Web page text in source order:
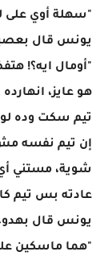
"سهلة أوي على
يونس قال
"أومال ايه؟!
هو عايز، انهارده
تيم سكت وده
إن تيم نفسه
شوية، مستني
عادته بس تيم
يونس قال
"هما ماسكين